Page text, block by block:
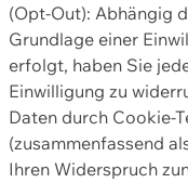
(Opt-Out): Abhängig
Grundlage einer
erfolgt, haben Sie
Einwilligung zu
Daten durch Cookie-
(zusammenfassend
Ihren Widerspruch